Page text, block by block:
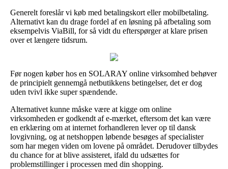
Generelt foreslår vi køb med betalingskort eller mobilbetaling.
Alternativt kan du drage fordel af en løsning på afbetaling som
eksempelvis ViaBill, for så vidt du efterspørger at klare prisen
over et længere tidsrum.
Før nogen køber hos en SOLARAY online virksomhed behøver
de principielt gennemgå netbutikkens betingelser, det er dog
uden tvivl ikke super spændende.
Alternativet kunne måske være at kigge om online
virksomheden er godkendt af e-mærket, eftersom det kan være
en erklæring om at internet forhandleren lever op til dansk
lovgivning, og at netshoppen løbende besøges af specialister
som har megen viden om lovene på området. Derudover tilbydes
du chance for at blive assisteret, ifald du udsættes for
problemstillinger i processen med din shopping.